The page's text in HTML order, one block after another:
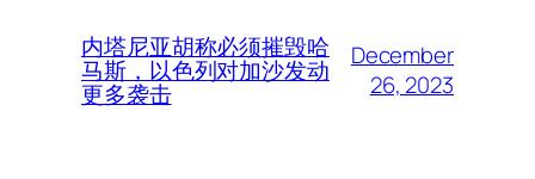
内塔尼亚胡称必须摧毁哈
马斯，以色列对加沙发动
更多袭击
December
26, 2023